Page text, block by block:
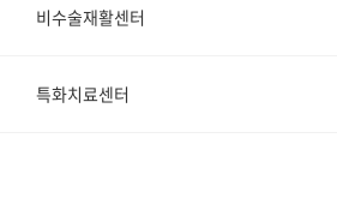
비수술재활센터
특화치료센터